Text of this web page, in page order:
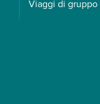
Viaggi di gruppo